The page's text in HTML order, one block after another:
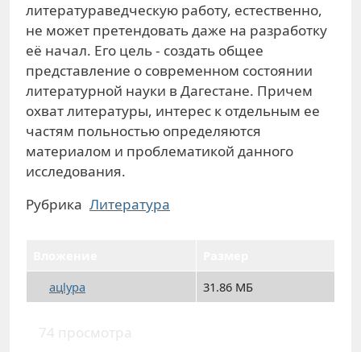
литератураведческую работу, естественно,
не может претендовать даже на разработку
её начал. Его цель - создать общее
представление о современном состоянии
литературной науки в Дагестане. Причем
охват литературы, интерес к отдельным ее
частям польностью определяются
материалом и проблематикой данного
исследования.
Рубрика Литература
ацlура
31.86 МБ
74 просмотра